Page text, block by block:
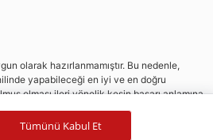
olarak hazırlanmamıştır. Bu nedenle,
yapabileceği en iyi ve en doğru
olması ileri yönelik kesin başarı anlamına
Tümünü Kabul Et